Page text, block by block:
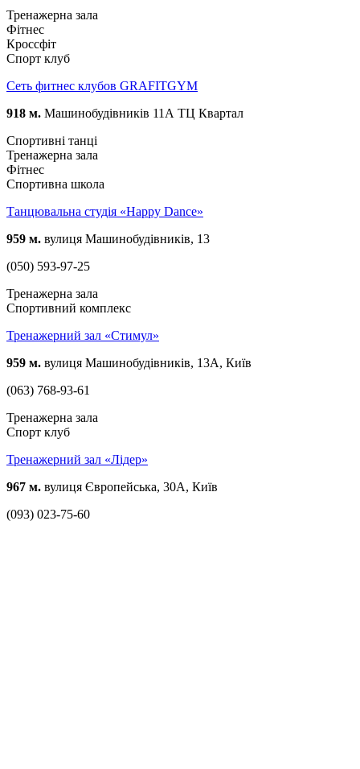
Тренажерна зала
Фітнес
Кроссфіт
Спорт клуб
Сеть фитнес клубов GRAFITGYM
918 м. Машинобудівників 11А ТЦ Квартал
Спортивні танці
Тренажерна зала
Фітнес
Спортивна школа
Танцювальна студія «Happy Dance»
959 м. вулиця Машинобудівників, 13
(050) 593-97-25
Тренажерна зала
Спортивний комплекс
Тренажерний зал «Стимул»
959 м. вулиця Машинобудівників, 13А, Київ
(063) 768-93-61
Тренажерна зала
Спорт клуб
Тренажерний зал «Лідер»
967 м. вулиця Європейська, 30А, Київ
(093) 023-75-60